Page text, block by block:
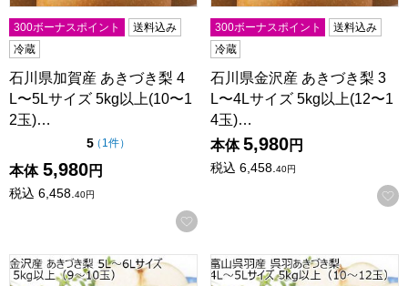
300ボーナスポイント
送料込み
冷蔵
石川県加賀産 あきづき梨 4
L〜5Lサイズ 5kg以上(10〜1
2玉)…
5点（5点満点中）
（ 1件の評価
）
本体 5,980円
税込 6,458.40円
お気に入りに登録する
300ボーナスポイント
送料込み
冷蔵
石川県金沢産 あきづき梨 3
L〜4Lサイズ 5kg以上(12〜1
4玉)…
本体 5,980円
税込 6,458.40円
石川県金沢産 あきづき梨 5L〜6Lサイズ 5kg以上(9〜10玉)【
富山県呉羽産 あきづき梨 4L